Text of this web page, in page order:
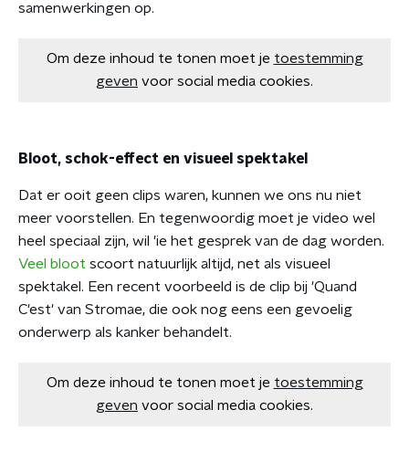
samenwerkingen op.
Om deze inhoud te tonen moet je toestemming
geven voor social media cookies.
Bloot, schok-effect en visueel spektakel
Dat er ooit geen clips waren, kunnen we ons nu niet
meer voorstellen. En tegenwoordig moet je video wel
heel speciaal zijn, wil 'ie het gesprek van de dag worden.
Veel bloot scoort natuurlijk altijd, net als visueel
spektakel. Een recent voorbeeld is de clip bij 'Quand
C'est' van Stromae, die ook nog eens een gevoelig
onderwerp als kanker behandelt.
Om deze inhoud te tonen moet je toestemming
geven voor social media cookies.